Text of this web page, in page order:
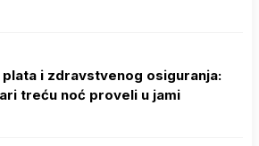
plata i zdravstvenog osiguranja:
treću noć proveli u jami